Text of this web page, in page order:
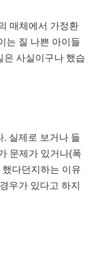
매체에서 가정환
는 질 나쁜 아이들
은 사실이구나 했습
. 실제로 보거나 들
문제가 있거나(폭
다던지하는 이유
우가 있다고 하지